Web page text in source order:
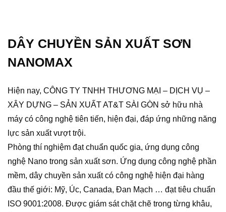
DÂY CHUYỀN SẢN XUẤT SƠN
NANOMAX
Hiện nay, CÔNG TY TNHH THƯƠNG MẠI – DỊCH VỤ –
XÂY DỰNG – SẢN XUẤT AT&T SÀI GÒN sở hữu nhà
máy có công nghệ tiên tiến, hiện đại, đáp ứng những năng
lực sản xuất vượt trội.
Phòng thí nghiệm đạt chuẩn quốc gia, ứng dụng công
nghệ Nano trong sản xuất sơn. Ứng dụng công nghệ phần
mềm, dây chuyền sản xuất có công nghệ hiện đại hàng
đầu thế giới: Mỹ, Úc, Canada, Đan Mạch … đạt tiêu chuẩn
ISO 9001:2008. Được giám sát chặt chẽ trong từng khâu,